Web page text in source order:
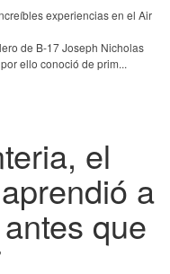
de B-17 Joseph Nicholas
ello conoció de prim...
el
a
que